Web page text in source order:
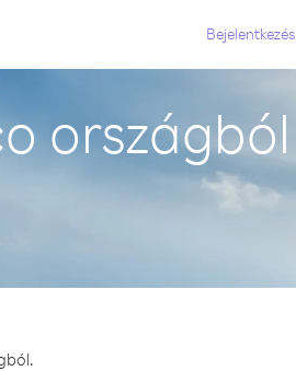
Bejelentkezés
országból